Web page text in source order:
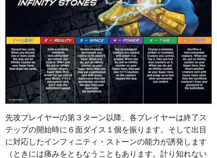
先攻プレイヤーの第３ターン以降、各プレイヤーは終了ス
テップの開始時に６面ダイス１個を振ります。そして出目
に対応したインフィニティ・ストーンの能力が誘発します
（ときには痛みをともなうこともあります。計り知れない